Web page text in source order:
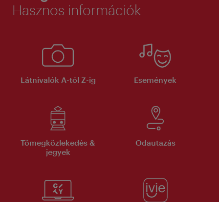
Hasznos információk
Látnivalók A-tól Z-ig Események
Tömegközlekedés &
jegyek
Odautazás